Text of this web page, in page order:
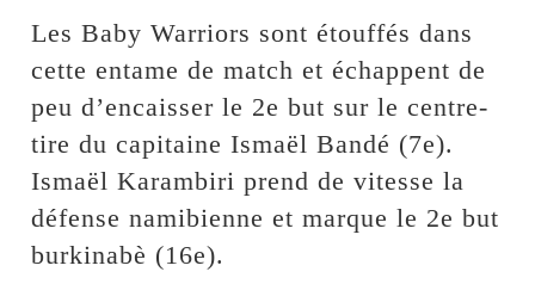
Les Baby Warriors sont étouffés dans
cette entame de match et échappent de
peu d’encaisser le 2e but sur le centre-
tire du capitaine Ismaël Bandé (7e).
Ismaël Karambiri prend de vitesse la
défense namibienne et marque le 2e but
burkinabè (16e).